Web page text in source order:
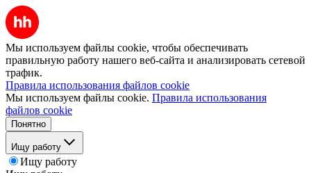
Мы используем файлы cookie, чтобы обеспечивать
правильную работу нашего веб-сайта и анализировать сетевой
трафик.
Правила использования файлов cookie
Мы используем файлы cookie. Правила использования
файлов cookie
Понятно
Ищу работу
Ищу работу